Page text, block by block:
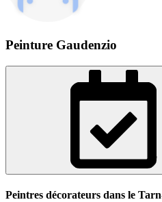
Peinture Gaudenzio
Peintres décorateurs dans le